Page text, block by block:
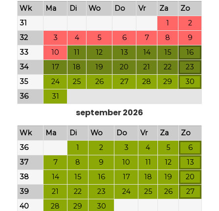
Wk Ma Di Wo Do Vr Za
Zo
31
1
2
32
3 4 5 6 7 8
9
33
10 11 12 13 14 15
16
34
17 18 19 20 21 22
23
35
24 25 26 27 28 29
30
36
31
september 2026
Wk Ma Di Wo Do Vr Za
Zo
36
1 2 3 4 5
6
37
7 8 9 10 11 12
13
38
14 15 16 17 18 19
20
39
21 22 23 24 25 26
27
40
28 29
30